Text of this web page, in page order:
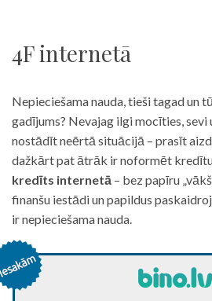
4F internetā
Nepieciešama nauda, tieši tagad un
gadījums? Nevajag ilgi mocīties, sevi
nostādīt neērtā situācijā – prasīt
dažkārt pat ātrāk ir noformēt
kredīts internetā – bez papīru
finanšu iestādi un papildus
ir nepieciešama nauda.